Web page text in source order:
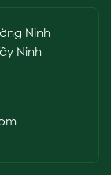
Ninh
Ninh